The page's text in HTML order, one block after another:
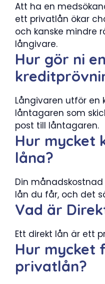
Att ha en
ett privatlån ökar
och kanske mindre
långivare.
Hur gör ni en
Långivaren utför en
låntagaren som
post till låntagaren.
Hur mycket
låna?
Din
lån du får, och det
Vad är
Ett direkt lån är ett
Hur mycket
privatlån?